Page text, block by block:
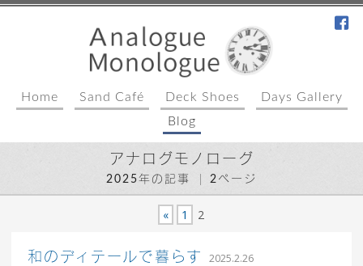
Home Sand Café Deck Shoes
Days Gallery
Blog
アナログモノローグ
2025年の記事 2ページ
« 1 2
和のディテールで暮らす 2025.2.26込山 敏郎